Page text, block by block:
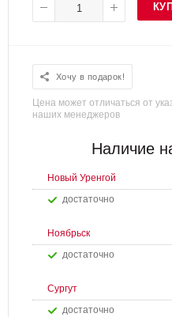
Хочу в подарок!
Цена может отличаться от
наших менеджеров
Наличие
Новый Уренгой
Достаточно
Ноябрьск
Достаточно
Сургут
Достаточно